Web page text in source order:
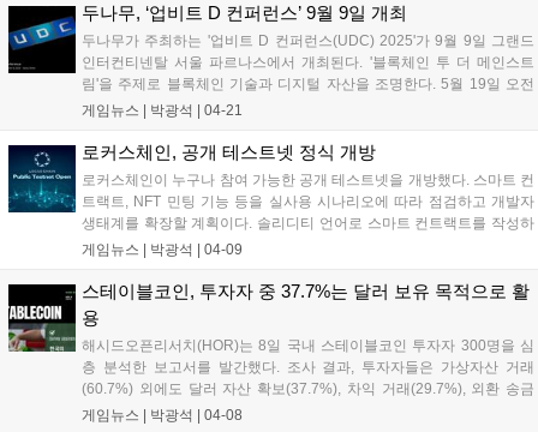
두나무, ‘업비트 D 컨퍼런스’ 9월 9일 개최
두나무가 주최하는 '업비트 D 컨퍼런스(UDC) 2025'가 9월 9일 그랜드
인터컨티넨탈 서울 파르나스에서 개최된다. '블록체인 투 더 메인스트
림'을 주제로 블록체인 기술과 디지털 자산을 조명한다. 5월 19일 오전
10시부터 얼리버드 티켓을, 6월 2일 오전 10시부터 공식 티켓을 판매한
런스다....
게임뉴스 | 박광석 | 04-21
로커스체인, 공개 테스트넷 정식 개방
로커스체인이 누구나 참여 가능한 공개 테스트넷을 개방했다. 스마트 컨
트랙트, NFT 민팅 기능 등을 실사용 시나리오에 따라 점검하고 개발자
생태계를 확장할 계획이다. 솔리디티 언어로 스마트 컨트랙트를 작성하
고 NFT를 민팅할 수 있으며, 강화된 익스플로러를 통해 트랜잭션 흐름을
능성도 시험할 예정이다....
게임뉴스 | 박광석 | 04-09
스테이블코인, 투자자 중 37.7%는 달러 보유 목적으로 활
용
해시드오픈리서치(HOR)는 8일 국내 스테이블코인 투자자 300명을 심
층 분석한 보고서를 발간했다. 조사 결과, 투자자들은 가상자산 거래
(60.7%) 외에도 달러 자산 확보(37.7%), 차익 거래(29.7%), 외환 송금
등 다양한 목적으로 스테이블코인을 활용하는 것으로 나타났다. 스테이
게임뉴스 | 박광석 | 04-08